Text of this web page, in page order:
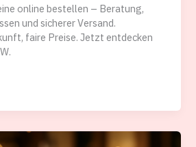
online bestellen – Beratung,
und sicherer Versand.
faire Preise. Jetzt entdecken